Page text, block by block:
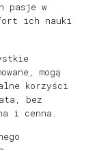
pasje w
ich nauki
mogą
korzyści
bez
i cenna.